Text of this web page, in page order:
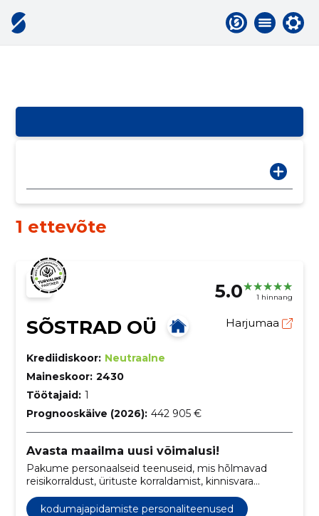
1 ettevõte
5.0 1 hinnang
SÕSTRAD OÜ Harjumaa
Krediidiskoor: Neutraalne
Maineskoor: 2430
Töötajaid: 1
Prognooskäive (2026): 442 905 €
Avasta maailma uusi võimalusi!
Pakume personaalseid teenuseid, mis hõlmavad
reisikorraldust, ürituste korraldamist, kinnisvara
nõustamist ning personaalset abi ja tuge
igapäevastes toimingutes.
kodumajapidamiste personaliteenused